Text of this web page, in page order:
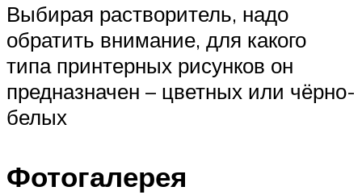
Выбирая растворитель, надо
обратить внимание, для какого
типа принтерных рисунков он
предназначен – цветных или чёрно-
белых
Фотогалерея